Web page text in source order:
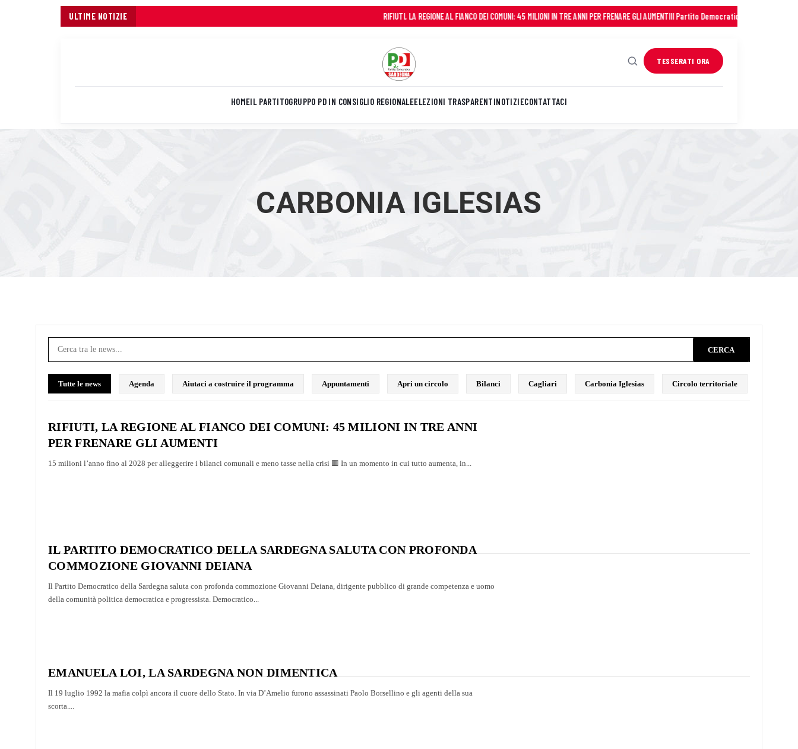
ULTIME NOTIZIE RIFIUTI, LA REGIONE AL FIANCO DEI COMUNI: 45 MILIONI IN TRE ANNI PER FRENARE GLI AUMENTIIl Partito Democratico della Sardegna saluta
HOMEIL PARTITOGRUPPO PD IN CONSIGLIO REGIONALEELEZIONI TRASPARENTINOTIZIECONTATTACI
TESSERATI ORA
CARBONIA IGLESIAS
CERCA
Tutte le news Agenda Aiutaci a costruire il programma Appuntamenti Apri un circolo Bilanci Cagliari Carbonia Iglesias Circolo territoriale
RIFIUTI, LA REGIONE AL FIANCO DEI COMUNI: 45 MILIONI IN TRE ANNI
PER FRENARE GLI AUMENTI
15 milioni l’anno fino al 2028 per alleggerire i bilanci comunali e meno tasse nella crisi 🟥 In un momento in cui tutto aumenta, in...
IL PARTITO DEMOCRATICO DELLA SARDEGNA SALUTA CON PROFONDA
COMMOZIONE GIOVANNI DEIANA
Il Partito Democratico della Sardegna saluta con profonda commozione Giovanni Deiana, dirigente pubblico di grande competenza e uomo
della comunità politica democratica e progressista. Democratico...
EMANUELA LOI, LA SARDEGNA NON DIMENTICA
Il 19 luglio 1992 la mafia colpì ancora il cuore dello Stato. In via D’Amelio furono assassinati Paolo Borsellino e gli agenti della sua
scorta....